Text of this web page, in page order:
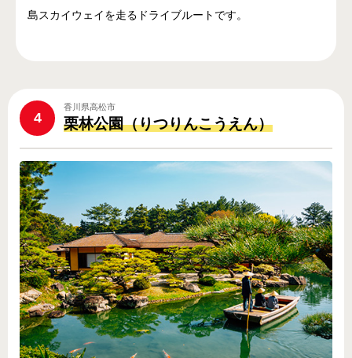
島スカイウェイを走るドライブルートです。
4
香川県高松市
栗林公園（りつりんこうえん）